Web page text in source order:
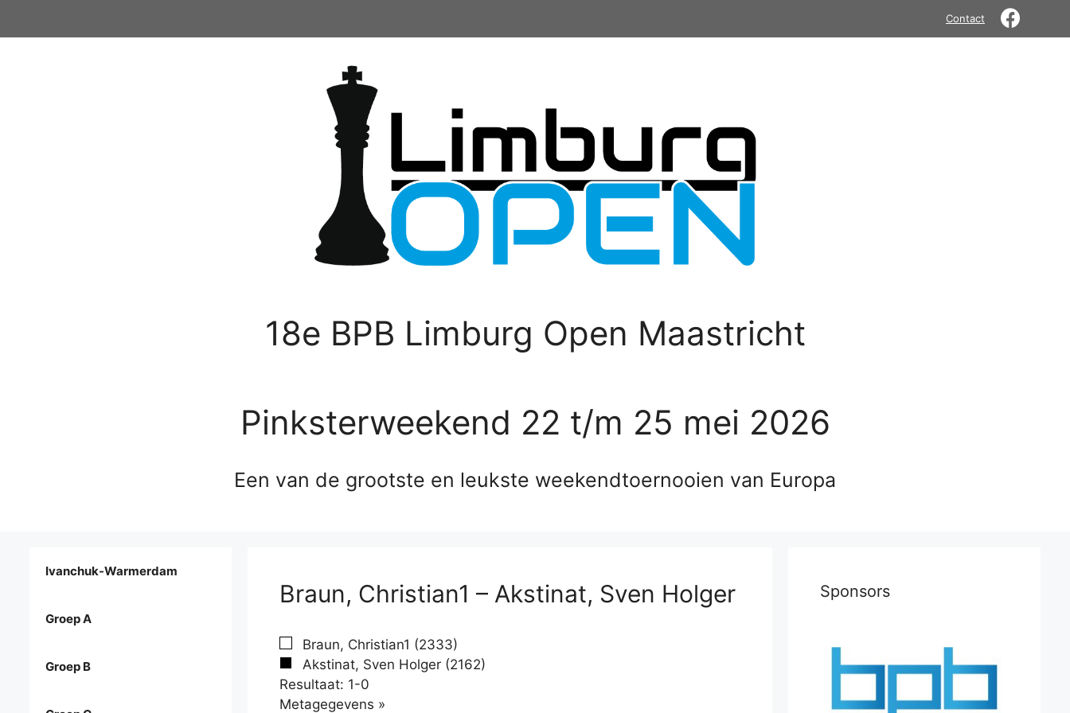
Contact
18e BPB Limburg Open Maastricht
Pinksterweekend 22 t/m 25 mei 2026
Een van de grootste en leukste weekendtoernooien van Europa
Braun, Christian1 – Akstinat, Sven Holger
Braun, Christian1 (2333)
Akstinat, Sven Holger (2162)
Resultaat: 1-0
Metagegevens »
Ivanchuk-Warmerdam
Groep A
Groep B
Sponsors